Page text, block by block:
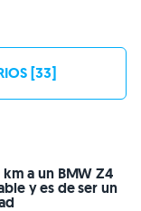
[33]
a un BMW Z4
y es de ser un